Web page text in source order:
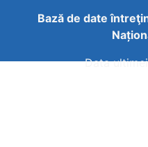
Bază de date
Data